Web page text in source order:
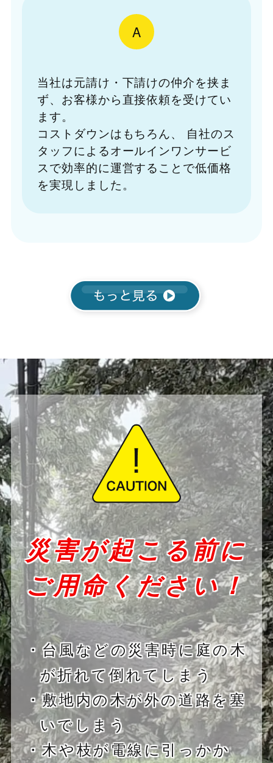
A
当社は元請け・下請けの仲介を挟ま
ず、お客様から直接依頼を受けてい
ます。
コストダウンはもちろん、
自社のス
タッフによるオールインワンサービ
スで効率的に運営することで低価格
を実現しました。
災害が起こる前に
ご用命ください！
・台風などの災害時に庭の木
が折れて倒れてしまう
・敷地内の木が外の道路を塞
いでしまう
・木や枝が電線に引っかか